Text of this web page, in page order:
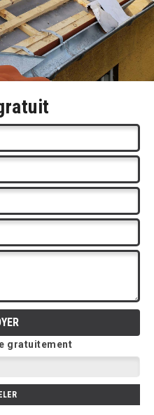
gratuitement